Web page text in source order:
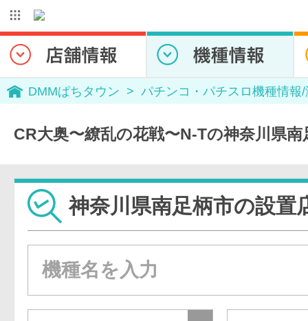
DMMぱちタウン パチンコ・パチスロ機種情報
CR大奥〜繚乱の花戦〜N-Tの神奈川県
神奈川県南足柄市の設置